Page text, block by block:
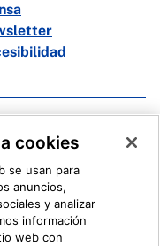
de Información
cookies
se usan para
anuncios,
y analizar
información
web con